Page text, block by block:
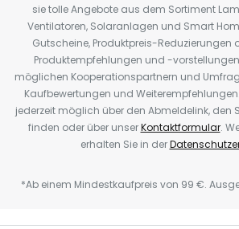
sie tolle Angebote aus dem Sortiment
Ventilatoren, Solaranlagen und Smart
Gutscheine, Produktpreis-Reduzierungen
Produktempfehlungen und -
möglichen Kooperationspartnern und
Kaufbewertungen und
jederzeit möglich über den Abmeldelink, den
finden oder über unserKontaktformular.
erhalten Sie in der
*Ab einem Mindestkaufpreis von 99 €.